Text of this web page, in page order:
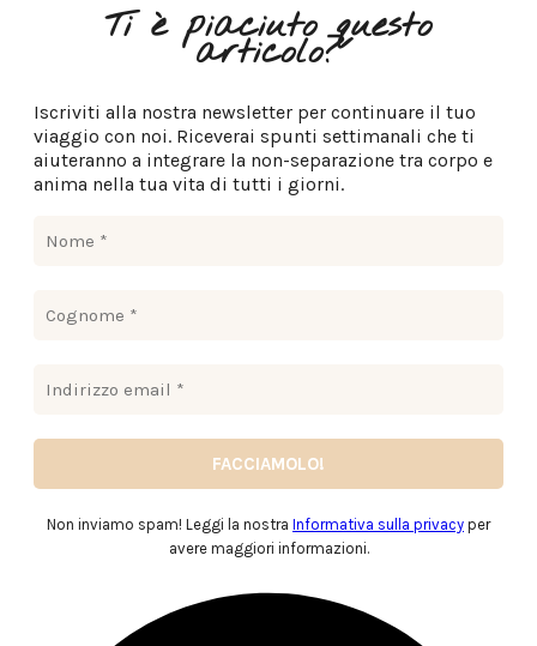
Ti è piaciuto questo
articolo?
Iscriviti alla nostra newsletter per continuare il tuo
viaggio con noi. Riceverai spunti settimanali che ti
aiuteranno a integrare la non-separazione tra corpo e
anima nella tua vita di tutti i giorni.
Non inviamo spam! Leggi la nostra Informativa sulla privacy per
avere maggiori informazioni.